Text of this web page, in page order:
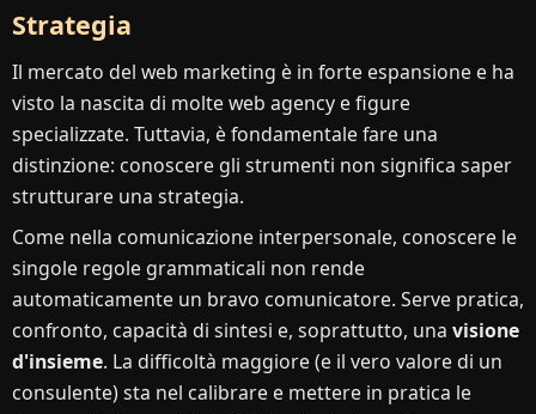
Strategia
Il mercato del web marketing è in forte espansione e ha
visto la nascita di molte web agency e figure
specializzate. Tuttavia, è fondamentale fare una
distinzione: conoscere gli strumenti non significa saper
strutturare una strategia.
Come nella comunicazione interpersonale, conoscere le
singole regole grammaticali non rende
automaticamente un bravo comunicatore. Serve pratica,
confronto, capacità di sintesi e, soprattutto, una visione
d'insieme. La difficoltà maggiore (e il vero valore di un
consulente) sta nel calibrare e mettere in pratica le